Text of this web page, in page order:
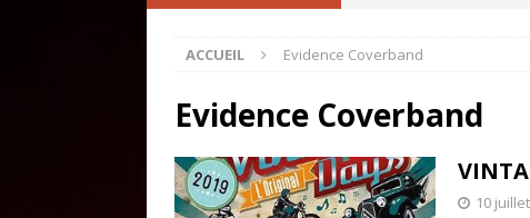
[ 2 mai 2026 ]
ACCUEIL Evidence Coverband
Evidence Coverband
10